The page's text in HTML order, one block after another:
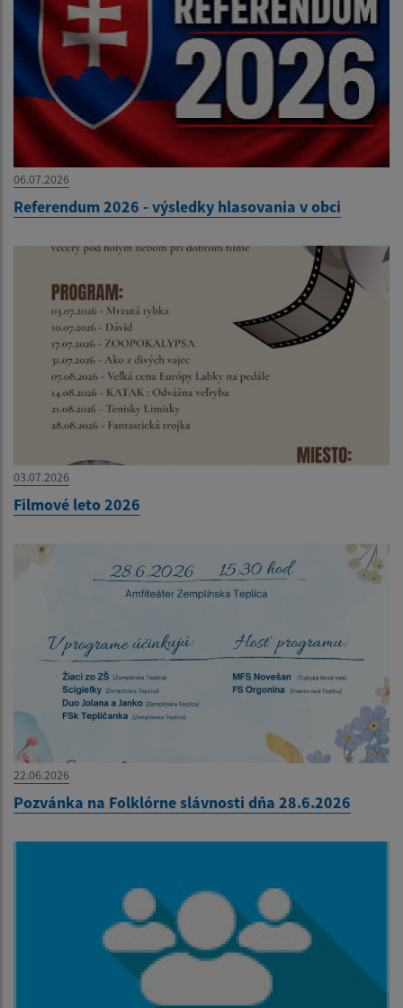
06.07.2026
Referendum 2026 - výsledky hlasovania v obci
03.07.2026
Filmové leto 2026
22.06.2026
Pozvánka na Folklórne slávnosti dňa 28.6.2026